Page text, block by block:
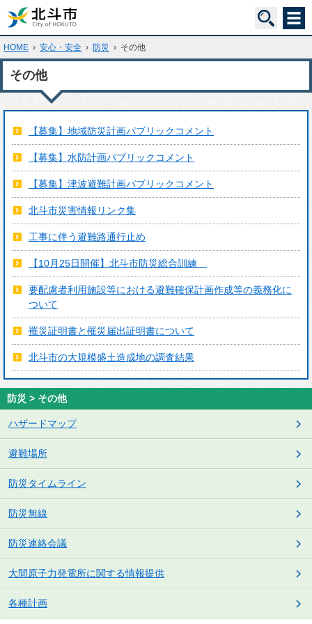
HOME › 安心・安全 › 防災 › その他
その他
【募集】地域防災計画パブリックコメント
【募集】水防計画パブリックコメント
【募集】津波避難計画パブリックコメント
北斗市災害情報リンク集
工事に伴う避難路通行止め
【10月25日開催】北斗市防災総合訓練
要配慮者利用施設等における避難確保計画作成等の義務化に
ついて
罹災証明書と罹災届出証明書について
北斗市の大規模盛土造成地の調査結果
防災 > その他
ハザードマップ
避難場所
防災タイムライン
防災無線
防災連絡会議
大間原子力発電所に関する情報提供
各種計画